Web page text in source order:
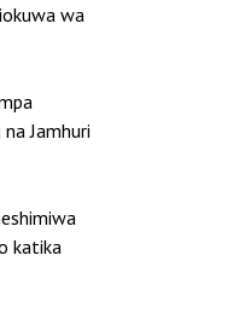
wa
Jamhuri
katika